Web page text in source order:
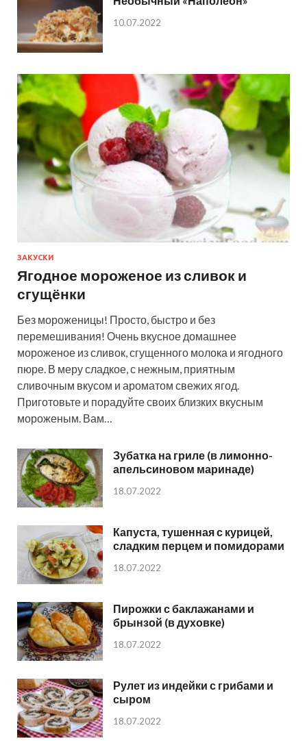
10.07.2022
ЗАКУСКИ
Ягодное мороженое из сливок и
сгущёнки
Без мороженицы! Просто, быстро и без
перемешивания! Очень вкусное домашнее
мороженое из сливок, сгущенного молока и ягодного
пюре. В меру сладкое, с нежным, приятным
сливочным вкусом и ароматом свежих ягод.
Приготовьте и порадуйте своих близких вкусным
мороженым. Вам…
Зубатка на гриле (в лимонно-
апельсиновом маринаде)
18.07.2022
Капуста, тушенная с курицей,
сладким перцем и помидорами
18.07.2022
Пирожки с баклажанами и
брынзой (в духовке)
18.07.2022
Рулет из индейки с грибами и
сыром
18.07.2022